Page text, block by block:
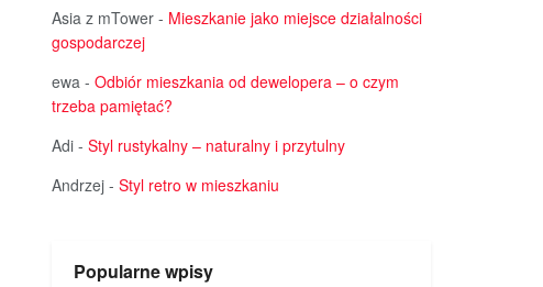
Asia z mTower - Mieszkanie jako miejsce działalności
gospodarczej
ewa - Odbiór mieszkania od dewelopera – o czym
trzeba pamiętać?
Adi - Styl rustykalny – naturalny i przytulny
Andrzej - Styl retro w mieszkaniu
Popularne wpisy